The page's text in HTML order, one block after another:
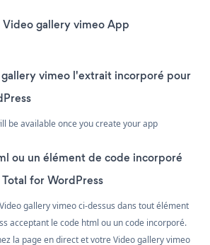
Video gallery vimeo App
vimeo l'extrait incorporé pour
be available once you create your app
ou un élément de code incorporé
for WordPress
gallery vimeo ci-dessus dans tout élément
acceptant le code html ou un code incorporé.
la page en direct et votre Video gallery vimeo